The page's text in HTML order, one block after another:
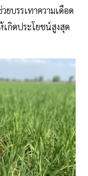
ยบรรเทาความเดือด
กิดประโยชน์สูงสุด